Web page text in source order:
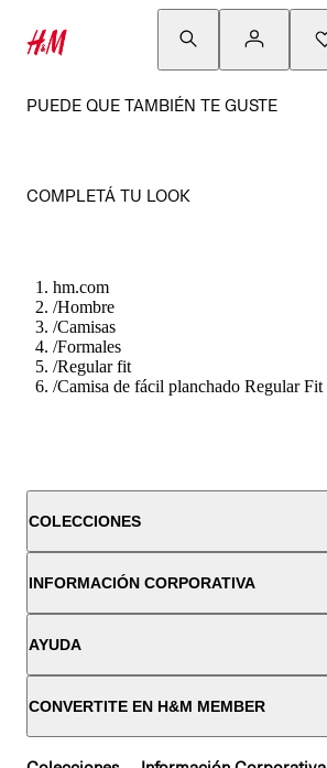
PUEDE QUE TAMBIÉN TE GUSTE
COMPLETÁ TU LOOK
hm.com
/Hombre
/Camisas
/Formales
/Regular fit
/Camisa de fácil planchado Regular Fit
COLECCIONES
INFORMACIÓN CORPORATIVA
AYUDA
CONVERTITE EN H&M MEMBER